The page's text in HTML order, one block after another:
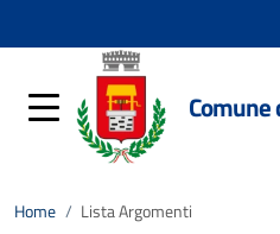
Comune
Home / Lista Argomenti